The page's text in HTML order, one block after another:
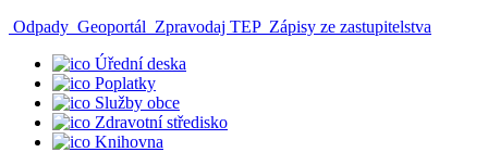
Odpady Geoportál Zpravodaj TEP Zápisy ze zastupitelstva
Úřední deska
Poplatky
Služby obce
Zdravotní středisko
Knihovna